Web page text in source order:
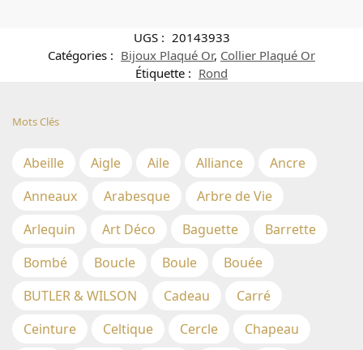
UGS : 20143933
Catégories : Bijoux Plaqué Or, Collier Plaqué Or
Étiquette : Rond
Mots Clés
Abeille Aigle Aile Alliance
Ancre
Anneaux
Arabesque
Arbre de Vie
Arlequin
Art Déco Baguette
Barrette
Bombé
Boucle Boule
Bouée
BUTLER & WILSON
Cadeau
Carré
Ceinture
Celtique Cercle
Chapeau